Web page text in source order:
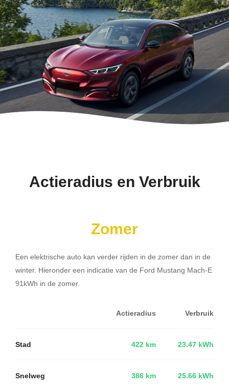
Actieradius en Verbruik
Zomer
Een elektrische auto kan verder rijden in de zomer dan in de
winter. Hieronder een indicatie van de Ford Mustang Mach-E
91kWh in de zomer.
Actieradius Verbruik
Stad 422 km 23.47 kWh
Snelweg 386 km 25.66 kWh